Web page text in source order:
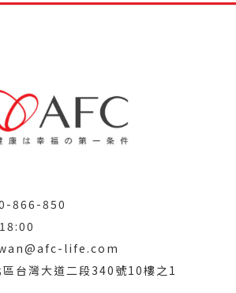
866-850
life.com
區台灣大道二段340號10樓之1